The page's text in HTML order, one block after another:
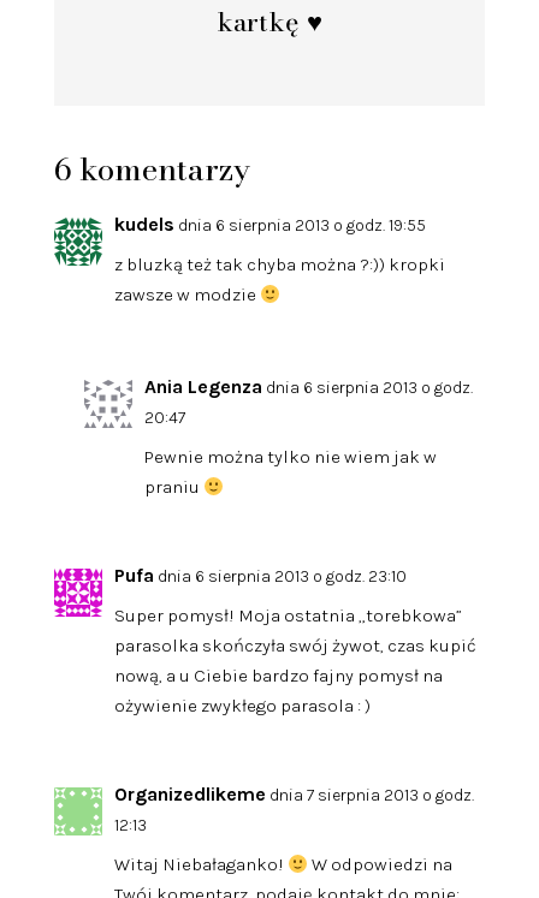
kartkę ♥️
6 komentarzy
kudels dnia 6 sierpnia 2013 o godz. 19:55
z bluzką też tak chyba można ?:)) kropki
zawsze w modzie
Ania Legenza dnia 6 sierpnia 2013 o godz.
20:47
Pewnie można tylko nie wiem jak w
praniu
Pufa dnia 6 sierpnia 2013 o godz. 23:10
Super pomysł! Moja ostatnia „torebkowa”
parasolka skończyła swój żywot, czas kupić
nową, a u Ciebie bardzo fajny pomysł na
ożywienie zwykłego parasola : )
Organizedlikeme dnia 7 sierpnia 2013 o godz.
12:13
Witaj Niebałaganko!
W odpowiedzi na